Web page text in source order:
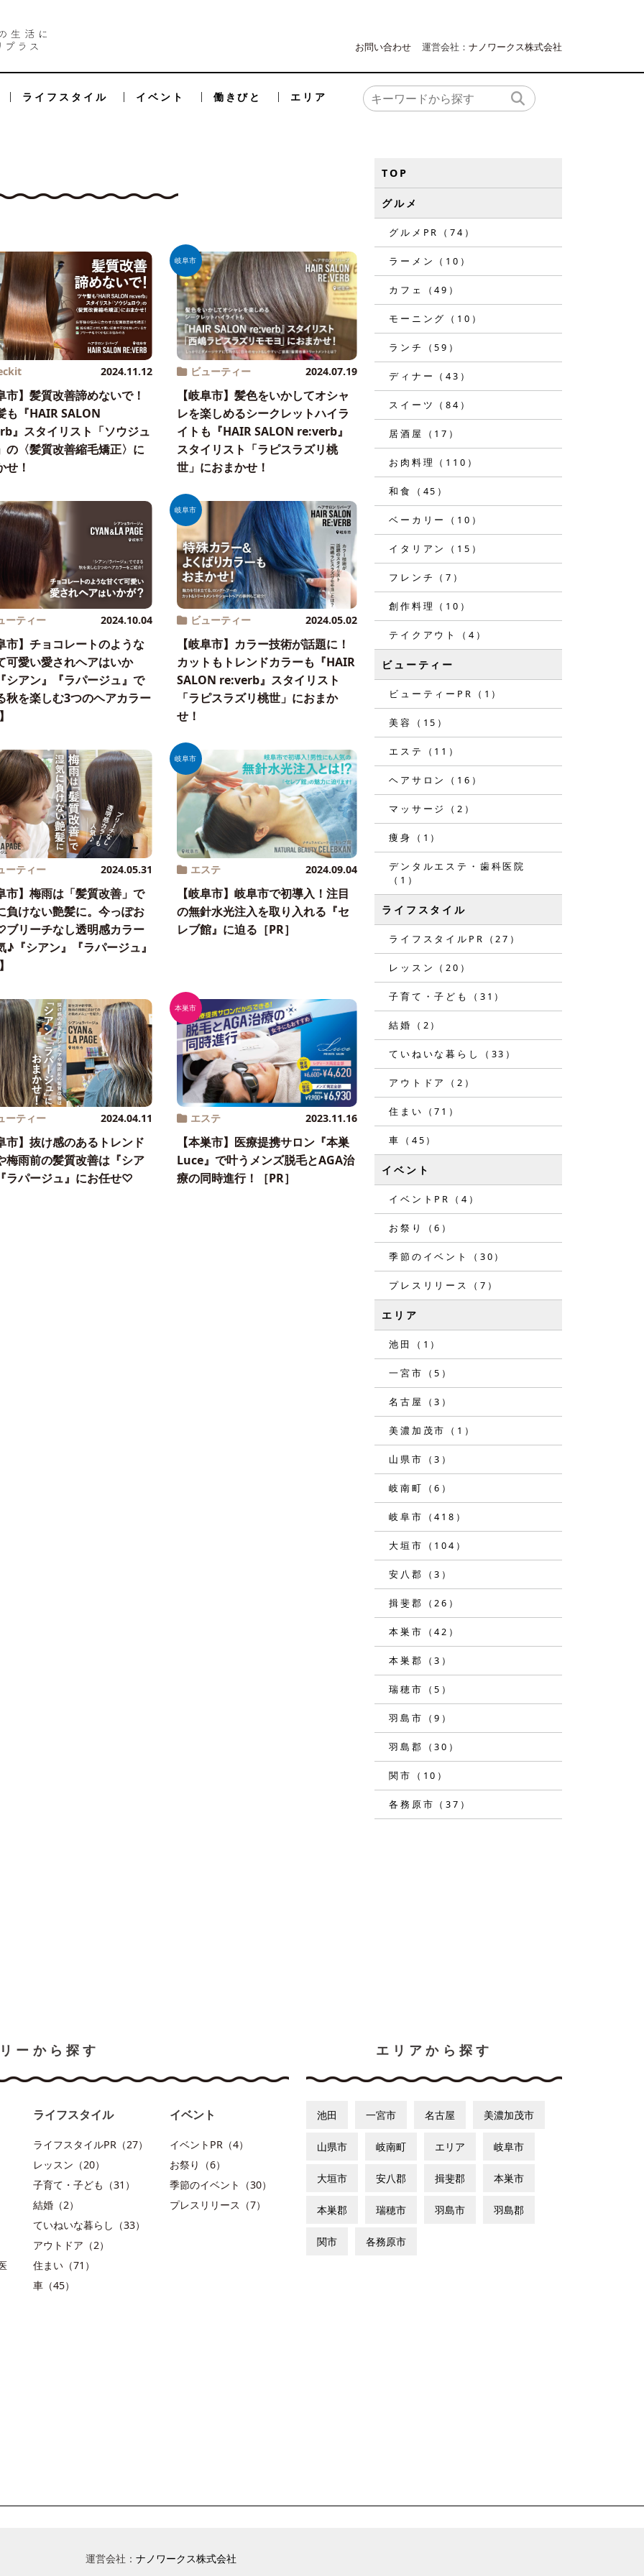
お問い合わせ 運営会社： ナノワークス株式会社
ライフスタイル イベント 働きびと エリア
2024.11.12
市】髪質改善諦めないで！
も『HAIR SALON
』スタイリスト「ソウジュ
の〈髪質改善縮毛矯正〉に
せ！
岐阜市
ビューティー 2024.07.19
【岐阜市】髪色をいかしてオシャ
レを楽しめるシークレットハイラ
イトも『HAIR SALON re:verb』
スタイリスト「ラピスラズリ桃
世」におまかせ！
ーティー 2024.10.04
市】チョコレートのような
可愛い愛されヘアはいか
シアン』『ラパージュ』で
秋を楽しむ3つのヘアカラー
岐阜市
ビューティー 2024.05.02
【岐阜市】カラー技術が話題に！
カットもトレンドカラーも『HAIR
SALON re:verb』スタイリスト
「ラピスラズリ桃世」におまか
せ！
ーティー 2024.05.31
市】梅雨は「髪質改善」で
負けない艶髪に。今っぽお
リーチなし透明感カラー
♪『シアン』『ラパージュ』
岐阜市
エステ 2024.09.04
【岐阜市】岐阜市で初導入！注目
の無針水光注入を取り入れる『セ
レブ館』に迫る［PR］
ーティー 2024.04.11
市】抜け感のあるトレンド
梅雨前の髪質改善は『シア
ラパージュ』にお任せ♡
本巣市
エステ 2023.11.16
【本巣市】医療提携サロン『本巣
Luce』で叶うメンズ脱毛とAGA治
療の同時進行！［PR］
TOP
グルメ
グルメPR（74）
ラーメン（10）
カフェ（49）
モーニング（10）
ランチ（59）
ディナー（43）
スイーツ（84）
居酒屋（17）
お肉料理（110）
和食（45）
ベーカリー（10）
イタリアン（15）
フレンチ（7）
創作料理（10）
テイクアウト（4）
ビューティー
ビューティーPR（1）
美容（15）
エステ（11）
ヘアサロン（16）
マッサージ（2）
痩身（1）
デンタルエステ・歯科医院
（1）
ライフスタイル
ライフスタイルPR（27）
レッスン（20）
子育て・子ども（31）
結婚（2）
ていねいな暮らし（33）
アウトドア（2）
住まい（71）
車（45）
イベント
イベントPR（4）
お祭り（6）
季節のイベント（30）
プレスリリース（7）
エリア
池田（1）
一宮市（5）
名古屋（3）
美濃加茂市（1）
山県市（3）
岐南町（6）
岐阜市（418）
大垣市（104）
安八郡（3）
揖斐郡（26）
本巣市（42）
本巣郡（3）
瑞穂市（5）
羽島市（9）
羽島郡（30）
関市（10）
各務原市（37）
ーから探す
ライフスタイル
ライフスタイルPR（27）
レッスン（20）
子育て・子ども（31）
結婚（2）
ていねいな暮らし（33）
アウトドア（2）
住まい（71）
車（45）
イベント
イベントPR（4）
お祭り（6）
季節のイベント（30）
プレスリリース（7）
エリアから探す
池田 一宮市 名古屋 美濃加茂市
山県市 岐南町 エリア 岐阜市
大垣市 安八郡 揖斐郡 本巣市
本巣郡 瑞穂市 羽島市 羽島郡
関市 各務原市
運営会社： ナノワークス株式会社